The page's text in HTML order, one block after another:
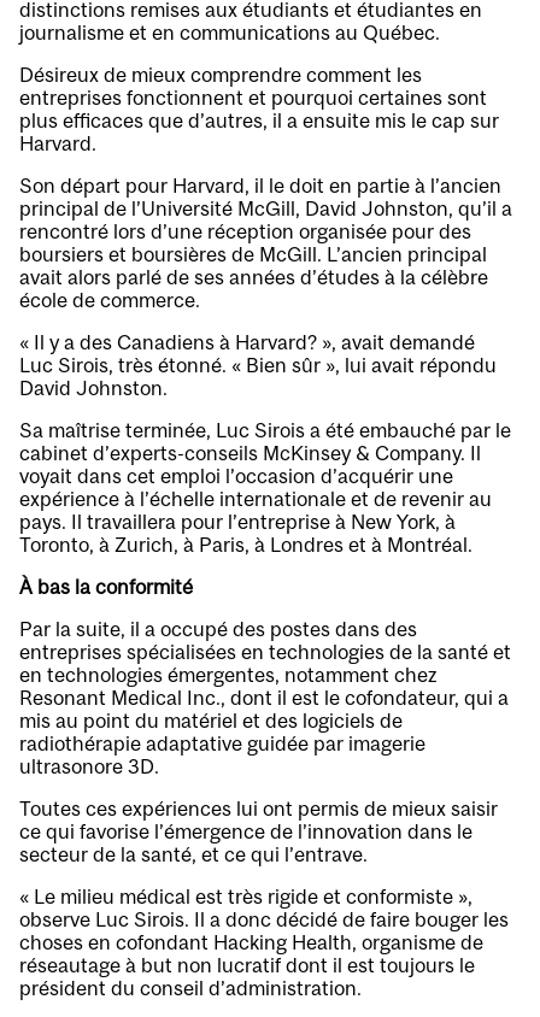
distinctions remises aux étudiants et étudiantes en
journalisme et en communications au Québec.
Désireux de mieux comprendre comment les
entreprises fonctionnent et pourquoi certaines sont
plus efficaces que d’autres, il a ensuite mis le cap sur
Harvard.
Son départ pour Harvard, il le doit en partie à l’ancien
principal de l’Université McGill, David Johnston, qu’il a
rencontré lors d’une réception organisée pour des
boursiers et boursières de McGill. L’ancien principal
avait alors parlé de ses années d’études à la célèbre
école de commerce.
« Il y a des Canadiens à Harvard? », avait demandé
Luc Sirois, très étonné. « Bien sûr », lui avait répondu
David Johnston.
Sa maîtrise terminée, Luc Sirois a été embauché par le
cabinet d’experts-conseils McKinsey & Company. Il
voyait dans cet emploi l’occasion d’acquérir une
expérience à l’échelle internationale et de revenir au
pays. Il travaillera pour l’entreprise à New York, à
Toronto, à Zurich, à Paris, à Londres et à Montréal.
À bas la conformité
Par la suite, il a occupé des postes dans des
entreprises spécialisées en technologies de la santé et
en technologies émergentes, notamment chez
Resonant Medical Inc., dont il est le cofondateur, qui a
mis au point du matériel et des logiciels de
radiothérapie adaptative guidée par imagerie
ultrasonore 3D.
Toutes ces expériences lui ont permis de mieux saisir
ce qui favorise l’émergence de l’innovation dans le
secteur de la santé, et ce qui l’entrave.
« Le milieu médical est très rigide et conformiste »,
observe Luc Sirois. Il a donc décidé de faire bouger les
choses en cofondant Hacking Health, organisme de
réseautage à but non lucratif dont il est toujours le
président du conseil d’administration.